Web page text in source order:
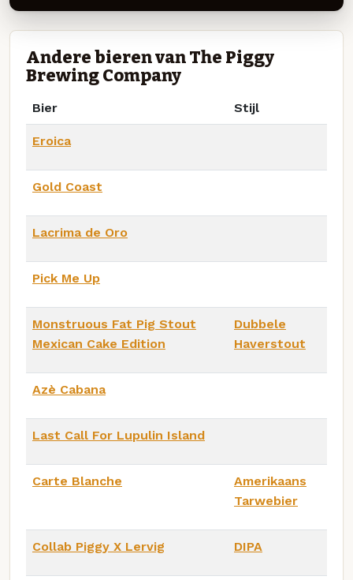
Andere bieren van The Piggy
Brewing Company
Bier Stijl
Eroica
Gold Coast
Lacrima de Oro
Pick Me Up
Monstruous Fat Pig Stout
Mexican Cake Edition
Dubbele
Haverstout
Azè Cabana
Last Call For Lupulin Island
Carte Blanche
Amerikaans
Tarwebier
Collab Piggy X Lervig DIPA